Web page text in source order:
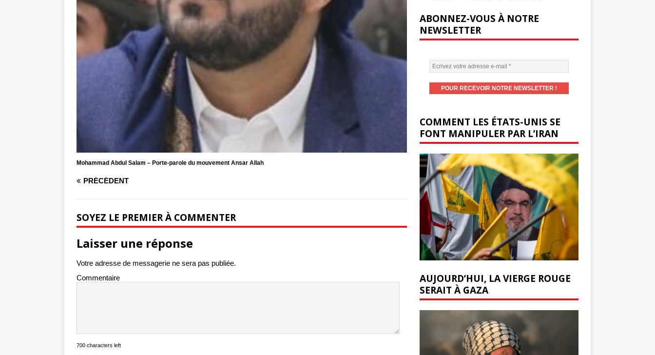
Mohammad Abdul Salam – Porte-parole du mouvement Ansar Allah
PRÉCÉDENT
SOYEZ LE PREMIER À COMMENTER
Laisser une réponse
Votre adresse de messagerie ne sera pas publiée.
Commentaire
700 characters left
ABONNEZ-VOUS À NOTRE
NEWSLETTER
COMMENT LES ÉTATS-UNIS SE
FONT MANIPULER PAR L’IRAN
AUJOURD’HUI, LA VIERGE ROUGE
SERAIT À GAZA